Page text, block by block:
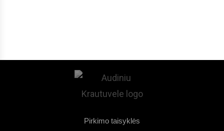
Pirkimo taisyklės